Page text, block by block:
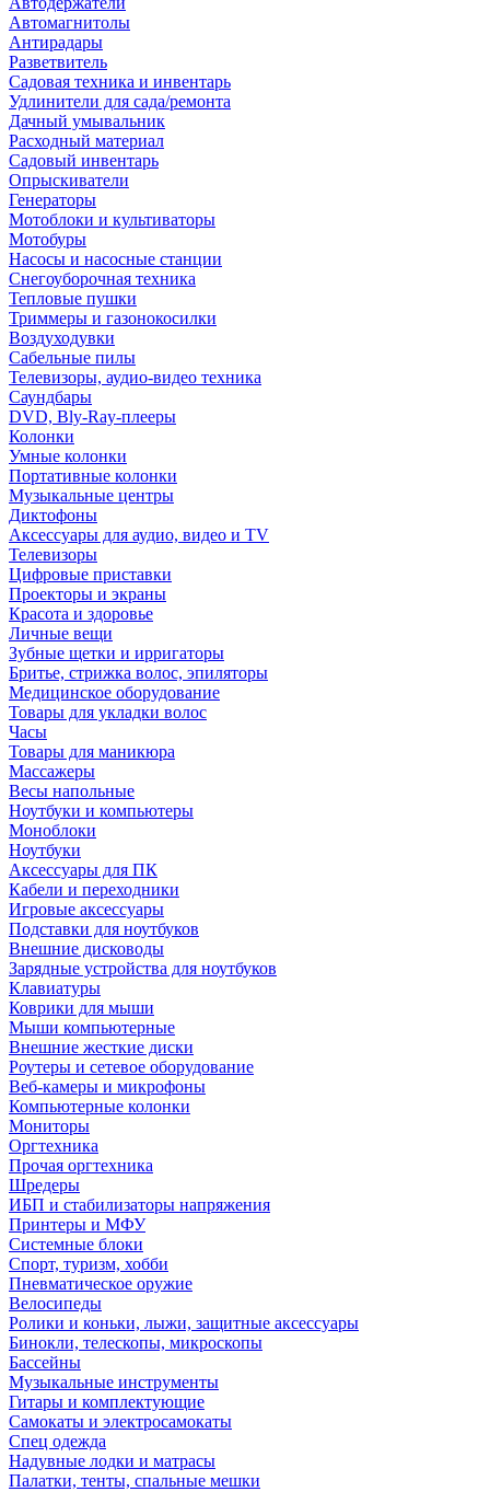
Автомагнитолы
Антирадары
Разветвитель
Садовая техника и инвентарь
Удлинители для сада/ремонта
Дачный умывальник
Расходный материал
Садовый инвентарь
Опрыскиватели
Генераторы
Мотоблоки и культиваторы
Мотобуры
Насосы и насосные станции
Снегоуборочная техника
Тепловые пушки
Триммеры и газонокосилки
Воздуходувки
Сабельные пилы
Телевизоры, аудио-видео техника
Саундбары
DVD, Bly-Ray-плееры
Колонки
Умные колонки
Портативные колонки
Музыкальные центры
Диктофоны
Аксессуары для аудио, видео и TV
Телевизоры
Цифровые приставки
Проекторы и экраны
Красота и здоровье
Личные вещи
Зубные щетки и ирригаторы
Бритье, стрижка волос, эпиляторы
Медицинское оборудование
Товары для укладки волос
Часы
Товары для маникюра
Массажеры
Весы напольные
Ноутбуки и компьютеры
Моноблоки
Ноутбуки
Аксессуары для ПК
Кабели и переходники
Игровые аксессуары
Подставки для ноутбуков
Внешние дисководы
Зарядные устройства для ноутбуков
Клавиатуры
Коврики для мыши
Мыши компьютерные
Внешние жесткие диски
Роутеры и сетевое оборудование
Веб-камеры и микрофоны
Компьютерные колонки
Мониторы
Оргтехника
Прочая оргтехника
Шредеры
ИБП и стабилизаторы напряжения
Принтеры и МФУ
Системные блоки
Спорт, туризм, хобби
Пневматическое оружие
Велосипеды
Ролики и коньки, лыжи, защитные аксессуары
Бинокли, телескопы, микроскопы
Бассейны
Музыкальные инструменты
Гитары и комплектующие
Самокаты и электросамокаты
Спец одежда
Надувные лодки и матрасы
Палатки, тенты, спальные мешки